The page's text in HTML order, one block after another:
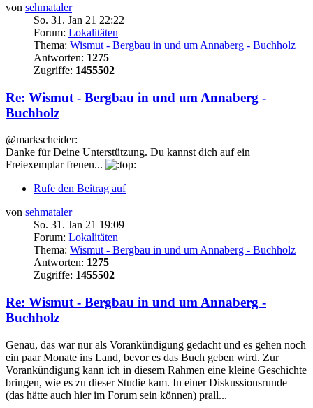
von sehmataler
So. 31. Jan 21 22:22
Forum: Lokalitäten
Thema: Wismut - Bergbau in und um Annaberg - Buchholz
Antworten: 1275
Zugriffe: 1455502
Re: Wismut - Bergbau in und um Annaberg -
Buchholz
@markscheider:
Danke für Deine Unterstützung. Du kannst dich auf ein
Freiexemplar freuen...
Rufe den Beitrag auf
von sehmataler
So. 31. Jan 21 19:09
Forum: Lokalitäten
Thema: Wismut - Bergbau in und um Annaberg - Buchholz
Antworten: 1275
Zugriffe: 1455502
Re: Wismut - Bergbau in und um Annaberg -
Buchholz
Genau, das war nur als Vorankündigung gedacht und es gehen noch
ein paar Monate ins Land, bevor es das Buch geben wird. Zur
Vorankündigung kann ich in diesem Rahmen eine kleine Geschichte
bringen, wie es zu dieser Studie kam. In einer Diskussionsrunde
(das hätte auch hier im Forum sein können) prall...